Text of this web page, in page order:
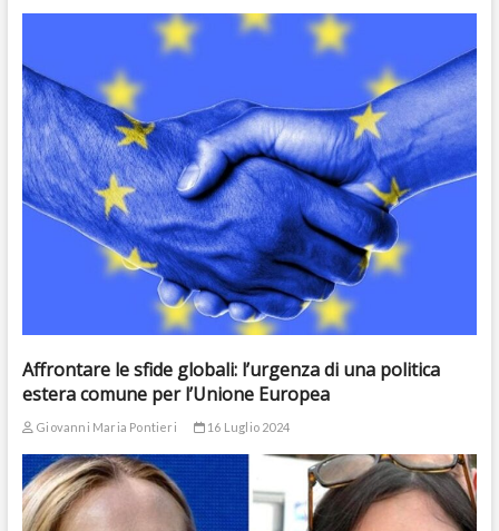
Affrontare le sfide globali: l’urgenza di una politica
estera comune per l’Unione Europea
Giovanni Maria Pontieri 16 Luglio 2024